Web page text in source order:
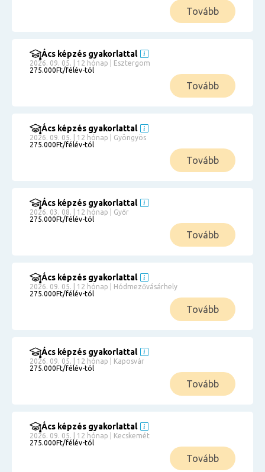
Tovább
Ács képzés gyakorlattal
2026. 09. 05. | 12 hónap | Esztergom
275.000Ft/félév-tól
Tovább
Ács képzés gyakorlattal
2026. 09. 05. | 12 hónap | Gyöngyös
275.000Ft/félév-tól
Tovább
Ács képzés gyakorlattal
2026. 03. 08. | 12 hónap | Győr
275.000Ft/félév-tól
Tovább
Ács képzés gyakorlattal
2026. 09. 05. | 12 hónap | Hódmezővásárhely
275.000Ft/félév-tól
Tovább
Ács képzés gyakorlattal
2026. 09. 05. | 12 hónap | Kaposvár
275.000Ft/félév-tól
Tovább
Ács képzés gyakorlattal
2026. 09. 05. | 12 hónap | Kecskemét
275.000Ft/félév-tól
Tovább